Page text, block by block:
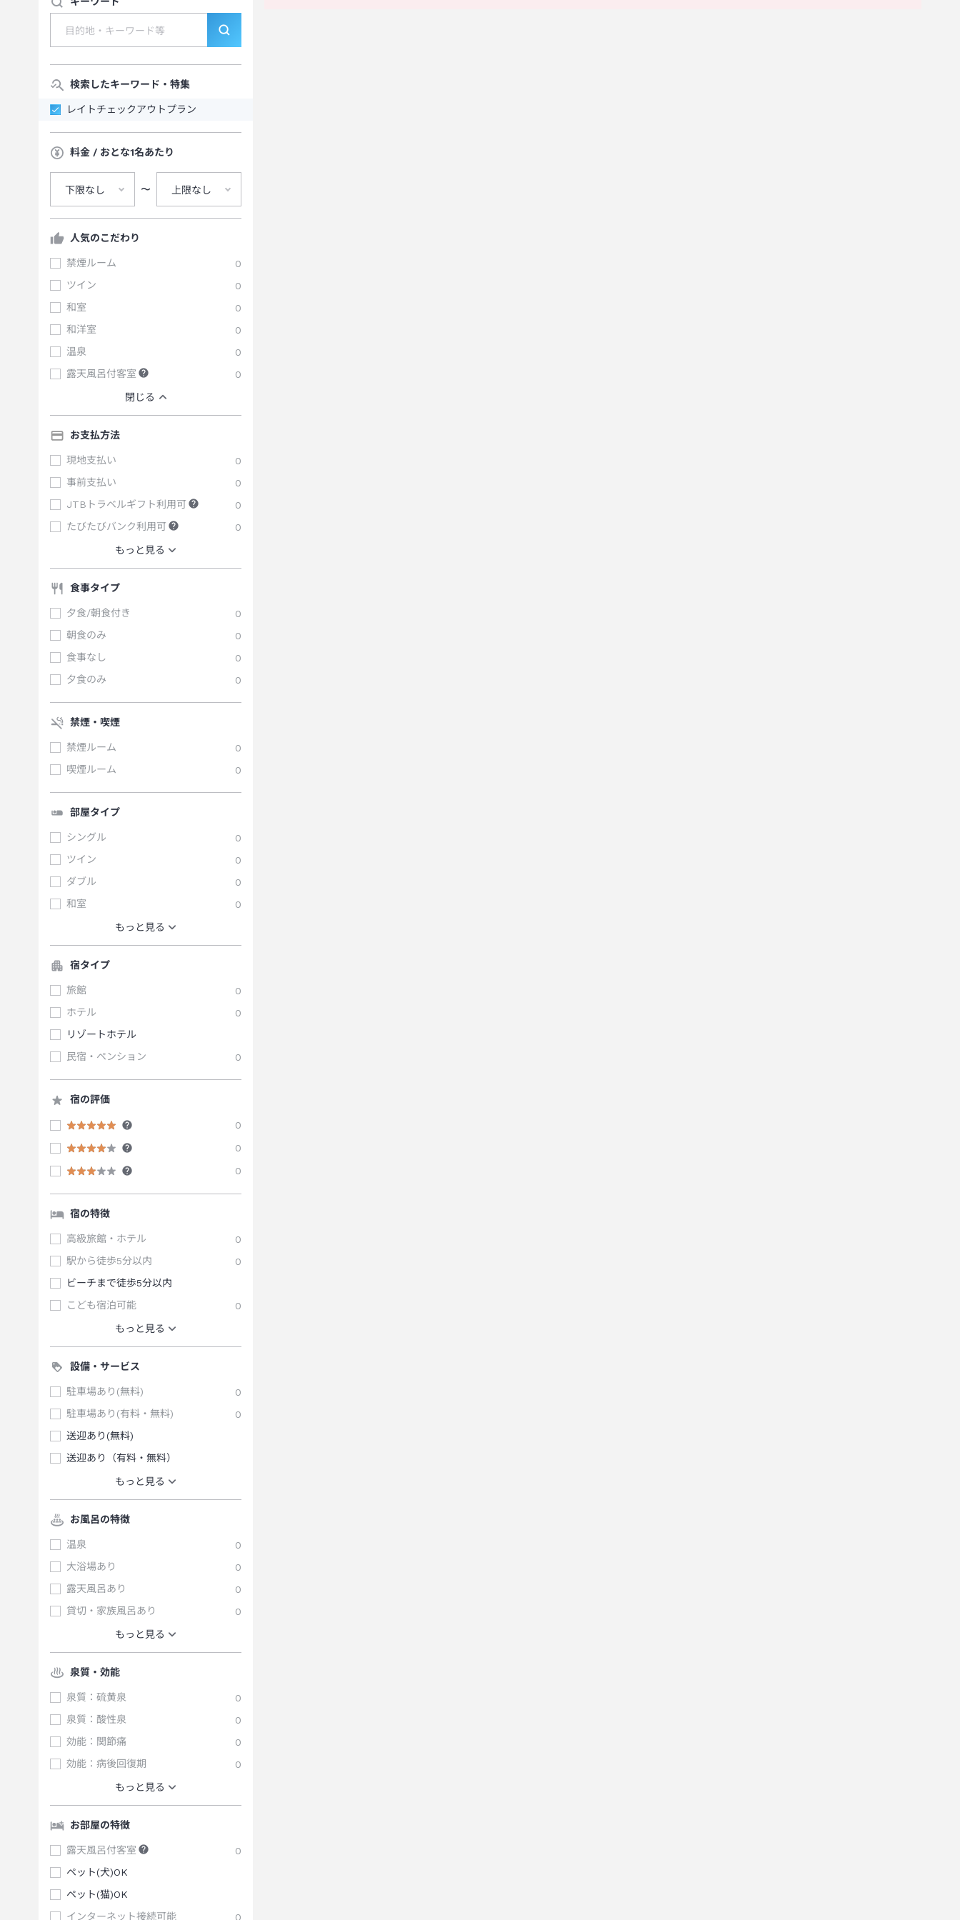
検索したキーワード・特集
レイトチェックアウトプラン
料金 / おとな1名あたり
下限なし 〜 上限なし
人気のこだわり
禁煙ルーム
0
ツイン
0
和室
0
和洋室
0
温泉
0
露天風呂付客室
0
閉じる
お支払方法
現地支払い
0
事前支払い
0
JTBトラベルギフト利用可
0
たびたびバンク利用可
0
もっと見る
食事タイプ
夕食/朝食付き
0
朝食のみ
0
食事なし
0
夕食のみ
0
禁煙・喫煙
禁煙ルーム
0
喫煙ルーム
0
部屋タイプ
シングル
0
ツイン
0
ダブル
0
和室
0
もっと見る
宿タイプ
旅館
0
ホテル
0
リゾートホテル
民宿・ペンション
0
宿の評価
0
0
0
宿の特徴
高級旅館・ホテル
0
駅から徒歩5分以内
0
ビーチまで徒歩5分以内
こども宿泊可能
0
もっと見る
設備・サービス
駐車場あり(無料)
0
駐車場あり(有料・無料)
0
送迎あり(無料)
送迎あり（有料・無料）
もっと見る
お風呂の特徴
温泉
0
大浴場あり
0
露天風呂あり
0
貸切・家族風呂あり
0
もっと見る
泉質・効能
泉質：硫黄泉
0
泉質：酸性泉
0
効能：関節痛
0
効能：病後回復期
0
もっと見る
お部屋の特徴
露天風呂付客室
0
ペット(犬)OK
ペット(猫)OK
インターネット接続可能
0